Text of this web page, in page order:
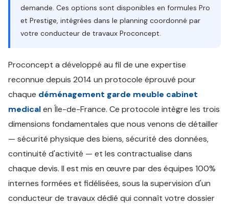
demande. Ces options sont disponibles en formules Pro
et Prestige, intégrées dans le planning coordonné par
votre conducteur de travaux Proconcept.
Proconcept a développé au fil de une expertise
reconnue depuis 2014 un protocole éprouvé pour
chaque déménagement garde meuble cabinet
medicalen Île-de-France. Ce protocole intègre les trois
dimensions fondamentales que nous venons de détailler
— sécurité physique des biens, sécurité des données,
continuité d'activité — et les contractualise dans
chaque devis. Il est mis en œuvre par des équipes 100%
internes formées et fidélisées, sous la supervision d'un
conducteur de travaux dédié qui connaît votre dossier